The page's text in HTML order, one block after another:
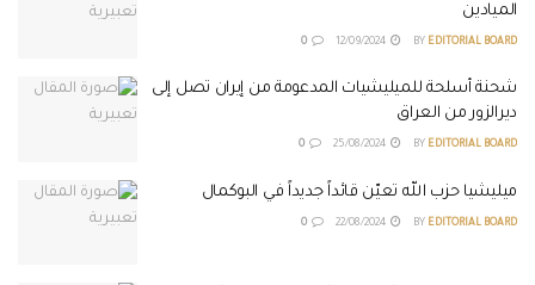
الميادين
BY EDITORIAL BOARD
شحنة أسلحة للميليشيات المدعومة من إيران تصل إلى
ديرالزور من العراق
BY EDITORIAL BOARD
ميليشيا حزب الله تعيّن قائداً جديداً في البوكمال
BY EDITORIAL BOARD